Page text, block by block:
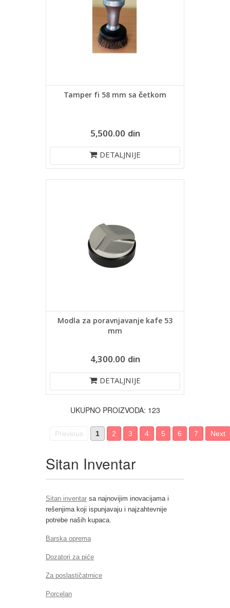
Tamper fi 58 mm sa četkom
5,500.00 din
DETALJNIJE
Modla za poravnjavanje kafe 53
mm
4,300.00 din
DETALJNIJE
UKUPNO PROIZVODA: 123
Previous 1 2 3 4 5 6 7 Next
Sitan Inventar
Sitan inventar sa najnovijim inovacijama i
rešenjima koji ispunjavaju i najzahtevnije
potrebe naših kupaca.
Barska oprema
Dozatori za piće
Za poslastičatrnice
Porcelan